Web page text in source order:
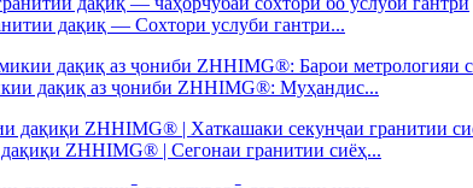
дақиқ — Сохтори услуби гантри...
дақиқ аз ҷониби ZHHIMG®: Муҳандис...
ZHHIMG® | Сегонаи гранитии сиёҳ...